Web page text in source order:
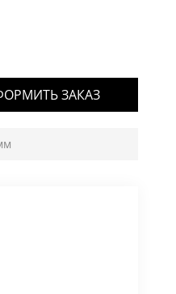
ЗАКАЗ